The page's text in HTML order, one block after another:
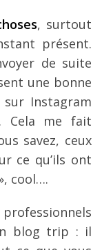
, surtout
présent.
de suite
une bonne
Instagram
Cela me fait
savez, ceux
ce qu’ils ont
cool….
blog trip : il